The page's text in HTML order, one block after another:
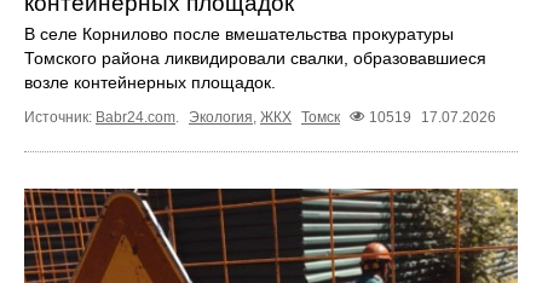
В селе Корнилово после вмешательства прокуратуры
Томского района ликвидировали свалки, образовавшиеся
возле контейнерных площадок.
Источник: Babr24.com. Экология, ЖКХ Томск 10519 17.07.2026